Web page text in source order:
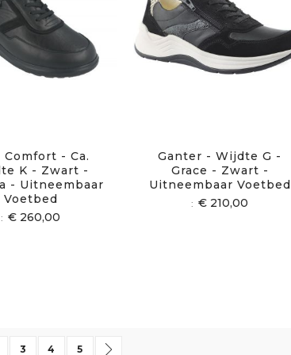
Comfort - Ca.
K - Zwart -
- Uitneembaar
Voetbed
€ 260,00
Ganter - Wijdte G -
Grace - Zwart -
Uitneembaar Voetbed
€ 210,00
pagina
Pagina
3 Pagina
4 Pagina
5